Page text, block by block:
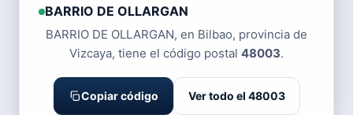
BARRIO DE OLLARGAN
BARRIO DE OLLARGAN, en Bilbao, provincia de
Vizcaya, tiene el código postal 48003.
Copiar código Ver todo el 48003